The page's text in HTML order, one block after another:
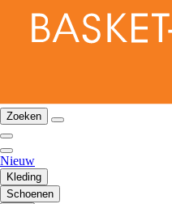
Zoeken
Nieuw
Kleding
Schoenen